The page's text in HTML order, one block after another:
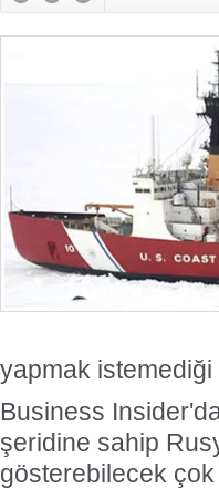
yapmak
Business
şeridine sahip
gösterebilecek çok